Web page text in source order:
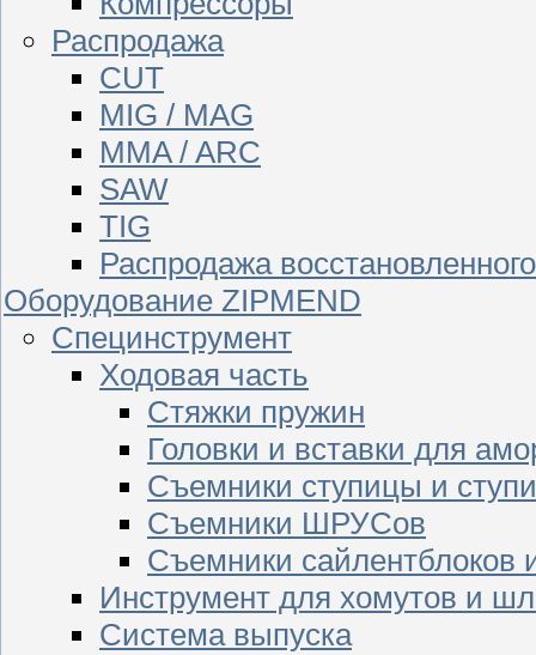
Распродажа
CUT
MIG / MAG
MMA / ARC
SAW
TIG
Распродажа
Оборудование ZIPMEND
Специнструмент
Ходовая часть
Стяжки пружин
Головки и вставки для
Съемники ступицы и
Съемники ШРУСов
Съемники сайлентблоков
Инструмент для хомутов и
Система выпуска